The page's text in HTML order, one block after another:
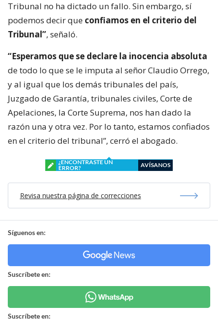
Tribunal no ha dictado un fallo. Sin embargo, sí
podemos decir que confiamos en el criterio del
Tribunal”, señaló.
“Esperamos que se declare la inocencia absoluta
de todo lo que se le imputa al señor Claudio Orrego,
y al igual que los demás tribunales del país,
Juzgado de Garantía, tribunales civiles, Corte de
Apelaciones, la Corte Suprema, nos han dado la
razón una y otra vez. Por lo tanto, estamos confiados
en el criterio del tribunal”, cerró el abogado.
¿ENCONTRASTE UN
ERROR?
AVÍSANOS
Revisa nuestra página de correcciones
Síguenos en:
Suscríbete en:
Suscríbete en: